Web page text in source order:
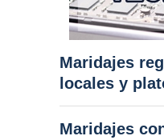
Maridajes
locales y
Maridajes